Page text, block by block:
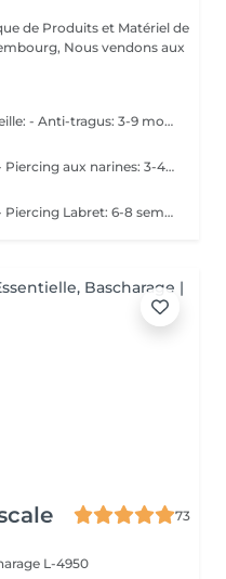
de Produits et Matériel de
aux
Temps de guérison* piercings d'oreille: - Anti-tragus: 3-9 mois - Piercing de conque: 3-9 mois - Daithpiercing: 3-9 mois - Piercing helix: 3-9 mois - Perçage de fumée: 3-9 mois - Piercing douillet: 3-9 mois - Piercing Tragus: 3-9 mois - Piercing du lobe de l'oreille: 4-8 semaines *Notez également qu'il est indispensable de réaliser les soins quotidiennement pour que la cicatrisation se fasse dans les meilleures conditions. *La guérison est différente d'une personne à l'autre **Si vous êtes mineur, l'autorisation parentale est obligatoire. Industriel Piercing - Sous réserve d'évaluation
Temps de guérison* par piercings - Piercing aux narines: 3-4 semaines - Piercing septum: 4-8 semaines *Notez également qu'il est indispensable de réaliser les soins quotidiennement pour que la cicatrisation se fasse dans les meilleures conditions. *La guérison est différente d'une personne à l'autre **Si vous êtes mineur, l'autorisation parentale est obligatoire.
Temps de guérison* par piercings - Piercing Labret: 6-8 semaines - Piercing des lèvres / côté: 6-8 semaines - Piercing de la lèvre supérieure: 2-3 mois - Piercing de la langue: 4-8 semaines *Notez également qu'il est indispensable de réaliser les soins quotidiennement pour que la cicatrisation se fasse dans les meilleures conditions. *La guérison est différente d'une personne à l'autre **Si vous êtes mineur, l'autorisation parentale est obligatoire.
73
L-4950